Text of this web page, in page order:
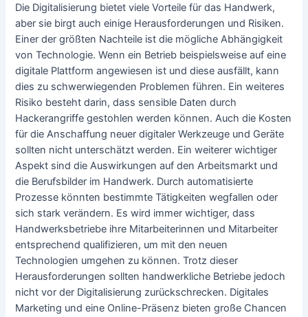
Die Digitalisierung bietet viele Vorteile für das Handwerk,
aber sie birgt auch einige Herausforderungen und Risiken.
Einer der größten Nachteile ist die mögliche Abhängigkeit
von Technologie. Wenn ein Betrieb beispielsweise auf eine
digitale Plattform angewiesen ist und diese ausfällt, kann
dies zu schwerwiegenden Problemen führen. Ein weiteres
Risiko besteht darin, dass sensible Daten durch
Hackerangriffe gestohlen werden können. Auch die Kosten
für die Anschaffung neuer digitaler Werkzeuge und Geräte
sollten nicht unterschätzt werden. Ein weiterer wichtiger
Aspekt sind die Auswirkungen auf den Arbeitsmarkt und
die Berufsbilder im Handwerk. Durch automatisierte
Prozesse könnten bestimmte Tätigkeiten wegfallen oder
sich stark verändern. Es wird immer wichtiger, dass
Handwerksbetriebe ihre Mitarbeiterinnen und Mitarbeiter
entsprechend qualifizieren, um mit den neuen
Technologien umgehen zu können. Trotz dieser
Herausforderungen sollten handwerkliche Betriebe jedoch
nicht vor der Digitalisierung zurückschrecken. Digitales
Marketing und eine Online-Präsenz bieten große Chancen